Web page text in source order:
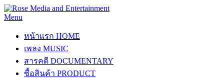
Menu
หน้าแรก HOME
เพลง MUSIC
สารคดี DOCUMENTARY
ซื้อสินค้า PRODUCT